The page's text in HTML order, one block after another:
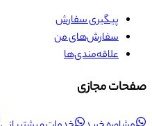
پیگیری سفارش
سفارش‌های من
علاقه‌مندی‌ها
صفحات مجازی